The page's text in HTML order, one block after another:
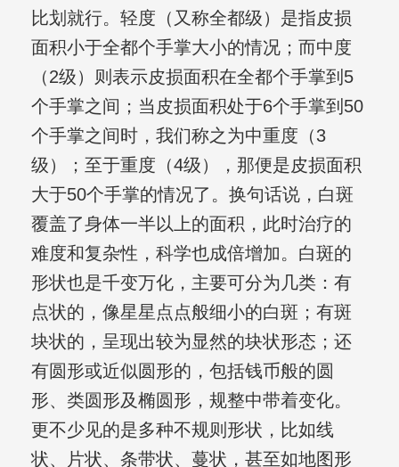
比划就行。轻度（又称全都级）是指皮损
面积小于全都个手掌大小的情况；而中度
（2级）则表示皮损面积在全都个手掌到5
个手掌之间；当皮损面积处于6个手掌到50
个手掌之间时，我们称之为中重度（3
级）；至于重度（4级），那便是皮损面积
大于50个手掌的情况了。换句话说，白斑
覆盖了身体一半以上的面积，此时治疗的
难度和复杂性，科学也成倍增加。白斑的
形状也是千变万化，主要可分为几类：有
点状的，像星星点点般细小的白斑；有斑
块状的，呈现出较为显然的块状形态；还
有圆形或近似圆形的，包括钱币般的圆
形、类圆形及椭圆形，规整中带着变化。
更不少见的是多种不规则形状，比如线
状、片状、条带状、蔓状，甚至如地图形